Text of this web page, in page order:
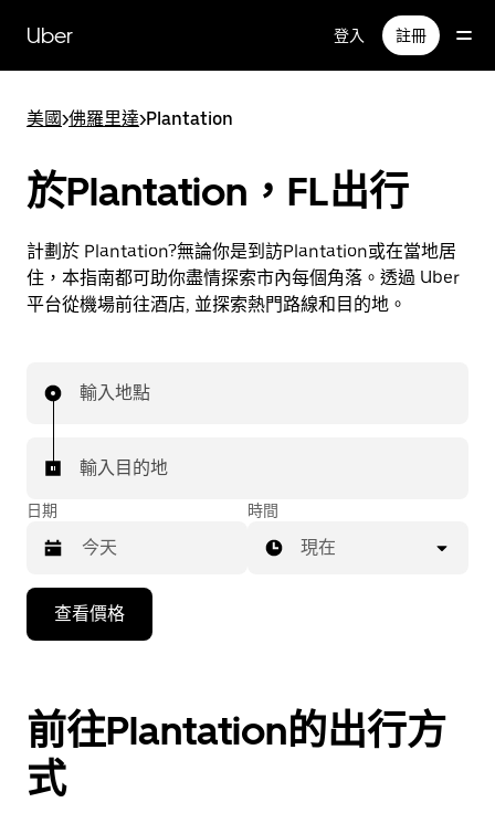
Uber 登入 註冊
美國>佛羅里達>Plantation
於Plantation，FL出行
計劃於 Plantation?無論你是到訪Plantation或在當地居
住，本指南都可助你盡情探索市內每個角落。透過 Uber
平台從機場前往酒店, 並探索熱門路線和目的地。
輸入地點
輸入目的地
日期
下
箭
咀
鍵，
即
時間
現在
查看價格
前往Plantation的出行方
式